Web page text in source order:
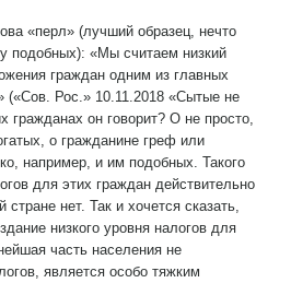
«перл» (лучший образец, нечто
подобных): «Мы считаем низкий
граждан одним из главных
(«Сов. Рос.» 10.11.2018 «Сытые не
гражданах он говорит? О не просто,
о гражданине греф или
например, и им подобных. Такого
для этих граждан действительно
стране нет. Так и хочется сказать,
низкого уровня налогов для
часть населения не
является особо тяжким